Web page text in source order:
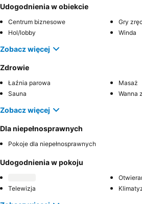
Udogodnienia w obiekcie
Centrum biznesowe
Gry
Hol/lobby
Winda
Zobacz więcej
Zdrowie
Łaźnia parowa
Masaż
Sauna
Wanna
Zobacz więcej
Dla niepełnosprawnych
Pokoje dla niepełnosprawnych
Udogodnienia w pokoju
Telewizja